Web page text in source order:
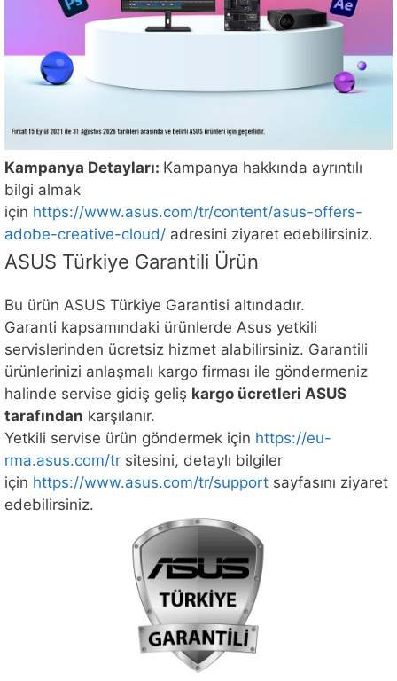
Kampanya Detayları: Kampanya hakkında ayrıntılı
bilgi almak
için https://www.asus.com/tr/content/asus-offers-
adobe-creative-cloud/ adresini ziyaret edebilirsiniz.
ASUS Türkiye Garantili Ürün
Bu ürün ASUS Türkiye Garantisi altındadır.
Garanti kapsamındaki ürünlerde Asus yetkili
servislerinden ücretsiz hizmet alabilirsiniz. Garantili
ürünlerinizi anlaşmalı kargo firması ile göndermeniz
halinde servise gidiş geliş kargo ücretleri ASUS
tarafından karşılanır.
Yetkili servise ürün göndermek için https://eu-
rma.asus.com/tr sitesini, detaylı bilgiler
için https://www.asus.com/tr/support sayfasını ziyaret
edebilirsiniz.